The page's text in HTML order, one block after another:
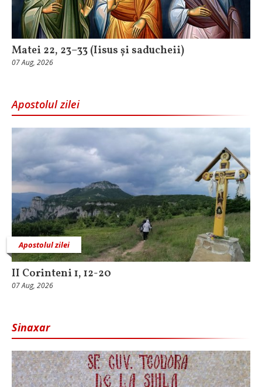
Matei 22, 23–33 (Iisus și saducheii)
07 Aug, 2026
Apostolul zilei
Apostolul zilei
II Corinteni 1, 12-20
07 Aug, 2026
Sinaxar